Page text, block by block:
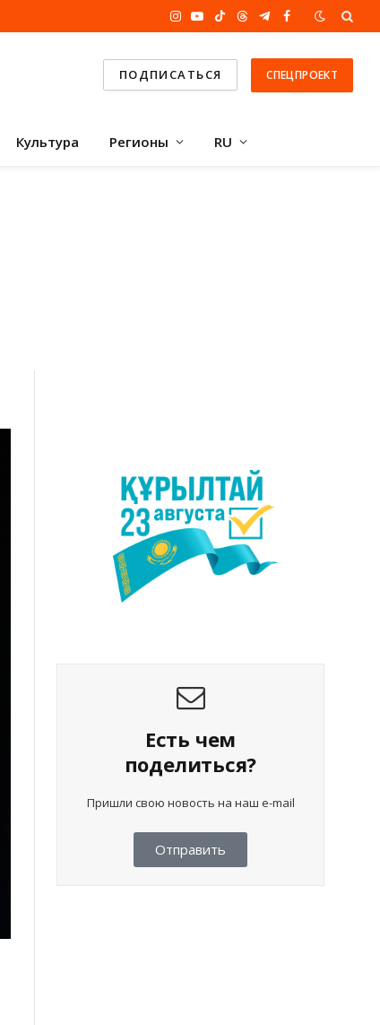
Instagram
YouTube
TikTokThreadsTelegram
Facebook
ПОДПИСАТЬСЯ СПЕЦПРОЕКТ
Культура Регионы RU
Есть чем
поделиться?
Пришли свою новость на наш e-mail
Отправить